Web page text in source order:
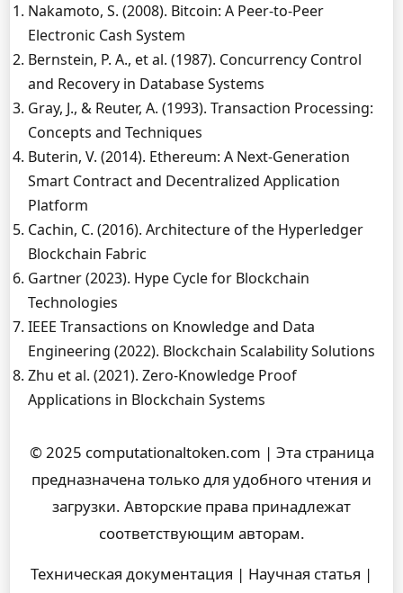
Nakamoto, S. (2008). Bitcoin: A Peer-to-Peer
Electronic Cash System
Bernstein, P. A., et al. (1987). Concurrency Control
and Recovery in Database Systems
Gray, J., & Reuter, A. (1993). Transaction Processing:
Concepts and Techniques
Buterin, V. (2014). Ethereum: A Next-Generation
Smart Contract and Decentralized Application
Platform
Cachin, C. (2016). Architecture of the Hyperledger
Blockchain Fabric
Gartner (2023). Hype Cycle for Blockchain
Technologies
IEEE Transactions on Knowledge and Data
Engineering (2022). Blockchain Scalability Solutions
Zhu et al. (2021). Zero-Knowledge Proof
Applications in Blockchain Systems
© 2025 computationaltoken.com | Эта страница
предназначена только для удобного чтения и
загрузки. Авторские права принадлежат
соответствующим авторам.
Техническая документация | Научная статья |